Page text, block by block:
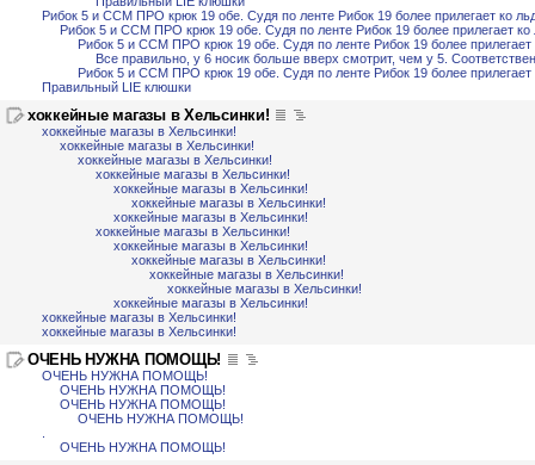
Рибок 5 и ССМ ПРО крюк 19 обе. Судя по ленте Рибок 19 более прилегает ко
Рибок 5 и ССМ ПРО крюк 19 обе. Судя по ленте Рибок 19 более прилегает ко
Рибок 5 и ССМ ПРО крюк 19 обе. Судя по ленте Рибок 19 более прилегает
Все правильно, у 6 носик больше вверх смотрит, чем у 5.
Рибок 5 и ССМ ПРО крюк 19 обе. Судя по ленте Рибок 19 более прилегает
Правильный LIE клюшки
хоккейные магазы в Хельсинки!
хоккейные магазы в Хельсинки!
хоккейные магазы в Хельсинки!
хоккейные магазы в Хельсинки!
хоккейные магазы в Хельсинки!
хоккейные магазы в Хельсинки!
хоккейные магазы в Хельсинки!
хоккейные магазы в Хельсинки!
хоккейные магазы в Хельсинки!
хоккейные магазы в Хельсинки!
хоккейные магазы в Хельсинки!
хоккейные магазы в Хельсинки!
хоккейные магазы в Хельсинки!
хоккейные магазы в Хельсинки!
хоккейные магазы в Хельсинки!
хоккейные магазы в Хельсинки!
ОЧЕНЬ НУЖНА ПОМОЩЬ!
ОЧЕНЬ НУЖНА ПОМОЩЬ!
ОЧЕНЬ НУЖНА ПОМОЩЬ!
ОЧЕНЬ НУЖНА ПОМОЩЬ!
ОЧЕНЬ НУЖНА ПОМОЩЬ!
ОЧЕНЬ НУЖНА ПОМОЩЬ!